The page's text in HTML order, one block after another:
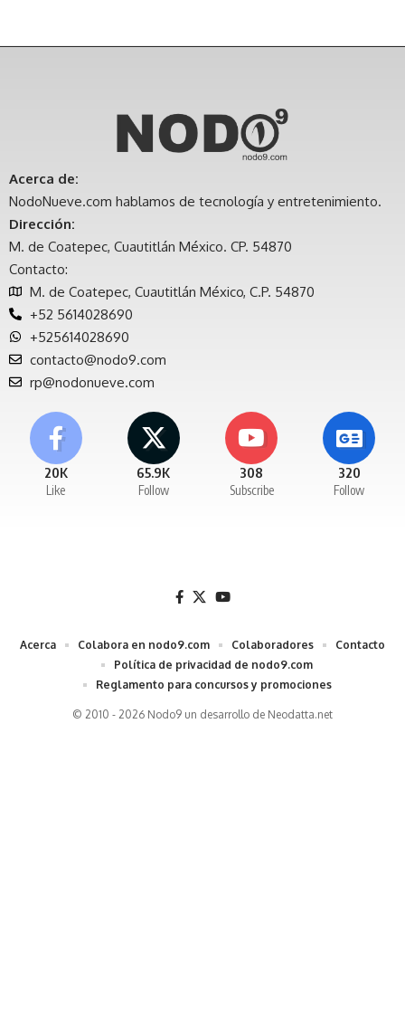
Acerca de:
NodoNueve.com hablamos de tecnología y entretenimiento.
Dirección:
M. de Coatepec, Cuautitlán México. CP. 54870
Contacto:
M. de Coatepec, Cuautitlán México, C.P. 54870
+52 5614028690
+525614028690
contacto@nodo9.com
rp@nodonueve.com
20K
Like
65.9K
Follow
308
Subscribe
320
Follow
© 2010 - 2026 Nodo9 un desarrollo de Neodatta.net
Acerca Colabora en nodo9.com Colaboradores
Contacto
Política de privacidad de nodo9.com
Reglamento para concursos y promociones